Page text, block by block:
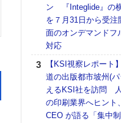
ン 『Integlide』の
を７月31日から受注
面のオンデマンドフ
対応
【KSI視察レポート
道の出版都市坡州(
えるKSI社を訪問
の印刷業界へヒント
CEO が語る「集中制